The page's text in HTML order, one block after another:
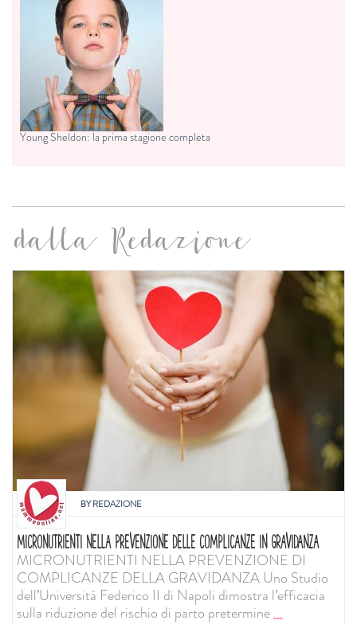
Young Sheldon: la prima stagione completa
dalla Redazione
BYREDAZIONE
MICRONUTRIENTI NELLA PREVENZIONE DELLE COMPLICANZE IN GRAVIDANZA
MICRONUTRIENTI NELLA PREVENZIONE DI
COMPLICANZE DELLA GRAVIDANZA Uno Studio
dell’Università Federico II di Napoli dimostra l’efficacia
sulla riduzione del rischio di parto pretermine...